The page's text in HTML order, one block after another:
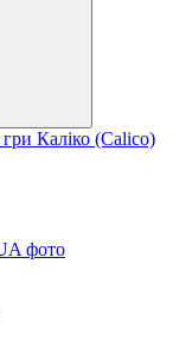
Каліко (Calico)